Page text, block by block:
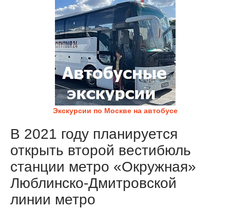
Экскурсии по Москве на автобусе
В 2021 году планируется
открыть второй вестибюль
станции метро «Окружная»
Люблинско-Дмитровской
линии метро